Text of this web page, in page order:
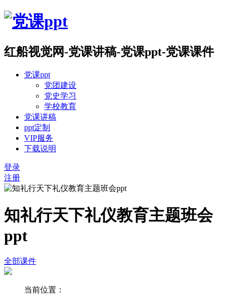
红船视觉网-党课讲稿-党课ppt-党课课件
党课ppt
党团建设
党史学习
学校教育
党课讲稿
ppt定制
VIP服务
下载说明
登录
注册
知礼行天下礼仪教育主题班会
ppt
全部课件
当前位置：